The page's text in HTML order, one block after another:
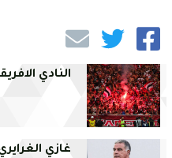
النادي
غازي